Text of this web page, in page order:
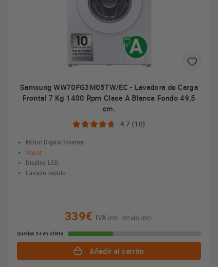
Samsung WW70FG3M05TW/EC - Lavadora de Carga
Frontal 7 Kg 1400 Rpm Clase A Blanca Fondo 49,5
cm.
4.7 (10)
Motor Digital Inverter
Vapor
Display LED
Lavado rápido
339€ IVA incl. envío incl.
Quedan 34 en oferta
Añadir al carrito